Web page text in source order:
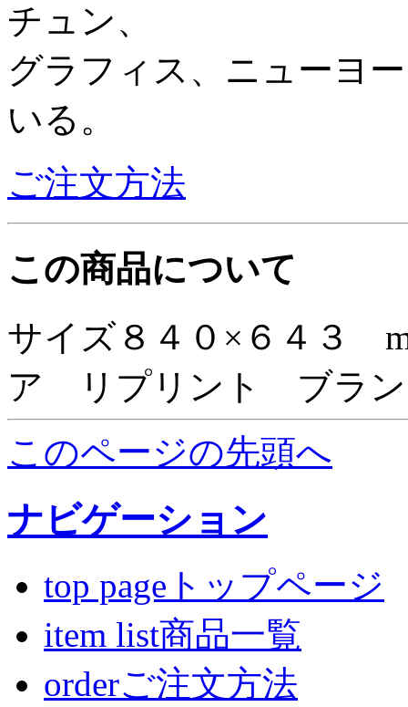
チュン、
グラフィス、ニューヨ
い
ご注文方法
この商品について
サイズ８４０×６４３
ア リプリント ブラン
このページの先頭へ
ナビゲーション
top pageトップページ
item list商品一覧
orderご注文方法